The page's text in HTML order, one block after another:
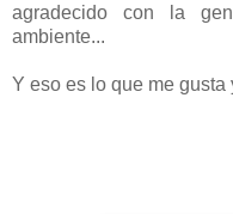
agradecido con la
ambiente...
Y eso es lo que me gusta